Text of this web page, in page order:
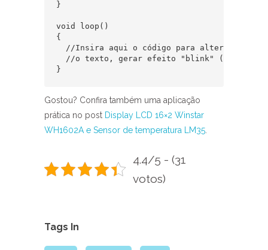
}
void loop()
{
  //Insira aqui o código para alterar
//o texto, gerar efeito "blink" (piscar),
}
Gostou? Confira também uma aplicação
prática no post Display LCD 16×2 Winstar
WH1602A e Sensor de temperatura LM35.
4.4/5 - (31
votos)
Tags In